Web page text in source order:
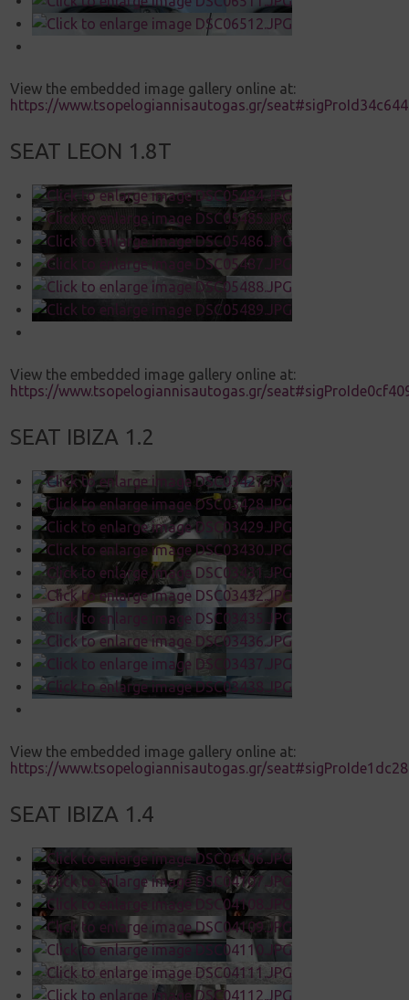
View the embedded image gallery online at:
https://www.tsopelogiannisautogas.gr/
SEAT LEON 1.8T
View the embedded image gallery online at:
https://www.tsopelogiannisautogas.gr/
SEAT IBIZA 1.2
View the embedded image gallery online at:
https://www.tsopelogiannisautogas.gr/
SEAT IBIZA 1.4